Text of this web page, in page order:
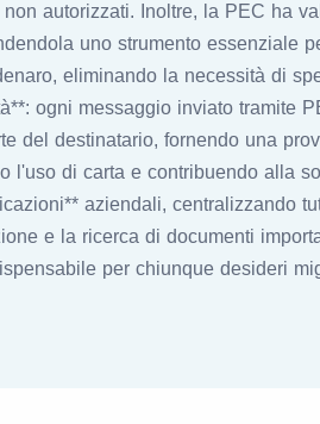
autorizzati. Inoltre, la PEC ha
uno strumento essenziale
eliminando la necessità di
ogni messaggio inviato tramite
del destinatario, fornendo una
l'uso di carta e contribuendo alla
aziendali, centralizzando
e la ricerca di documenti
per chiunque desideri